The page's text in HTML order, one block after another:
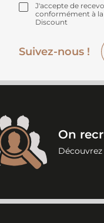
J'accepte de
conformément à
Discount
Suivez-nous !
On